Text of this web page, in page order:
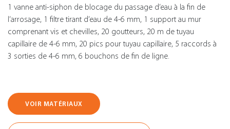
1 vanne anti-siphon de blocage du passage d’eau à la fin de
l’arrosage, 1 filtre tirant d’eau de 4-6 mm, 1 support au mur
comprenant vis et chevilles, 20 goutteurs, 20 m de tuyau
capillaire de 4-6 mm, 20 pics pour tuyau capillaire, 5 raccords à
3 sorties de 4-6 mm, 6 bouchons de fin de ligne.
VOIR MATÉRIAUX